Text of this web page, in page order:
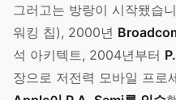
그러고는 방랑이 시작됐습
워킹 칩), 2000년
석 아키텍트, 2004년부터
장으로 저전력 모바일 프로